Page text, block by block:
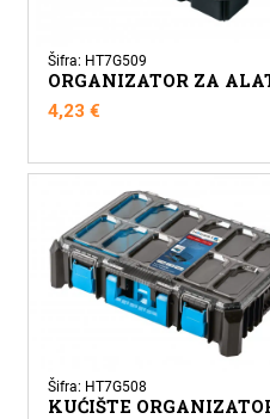
Šifra: HT7G509
ORGANIZATOR ZA
4,23€
Šifra: HT7G508
KUĆIŠTE